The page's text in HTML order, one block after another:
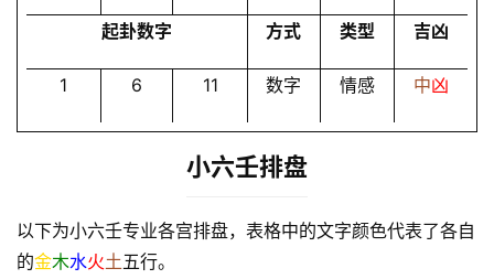
起卦数字 方式 类型 吉凶
1 6 11 数字 情感 中凶
小六壬排盘
以下为小六壬专业各宫排盘，表格中的文字颜色代表了各自
的金木水火土五行。